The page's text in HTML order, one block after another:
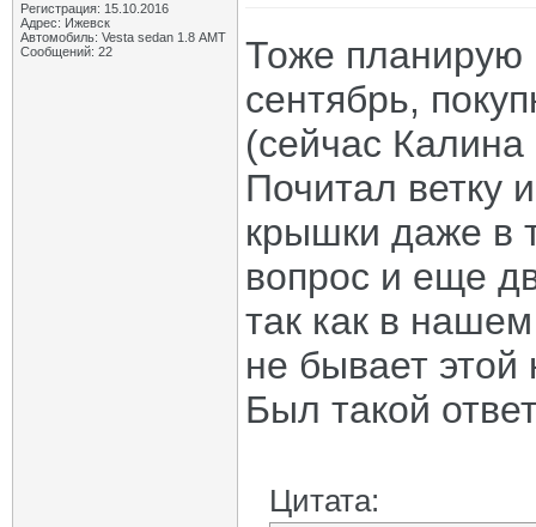
Регистрация: 15.10.2016
Адрес: Ижевск
Автомобиль: Vesta sedan 1.8 АМТ
Сообщений: 22
Тоже планирую
сентябрь,
(сейчас
Почитал ветку
крышки даже в
вопрос и еще
так как в
не бывает этой
Был такой
Цитата: